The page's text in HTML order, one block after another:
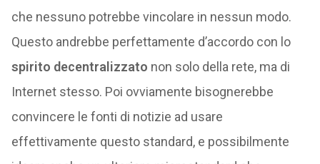
che nessuno potrebbe vincolare in nessun modo.
Questo andrebbe perfettamente d’accordo con lo
spirito decentralizzato non solo della rete, ma di
Internet stesso. Poi ovviamente bisognerebbe
convincere le fonti di notizie ad usare
effettivamente questo standard, e possibilmente